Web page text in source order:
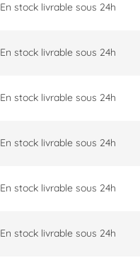
En stock livrable sous 24h
En stock livrable sous 24h
En stock livrable sous 24h
En stock livrable sous 24h
En stock livrable sous 24h
En stock livrable sous 24h